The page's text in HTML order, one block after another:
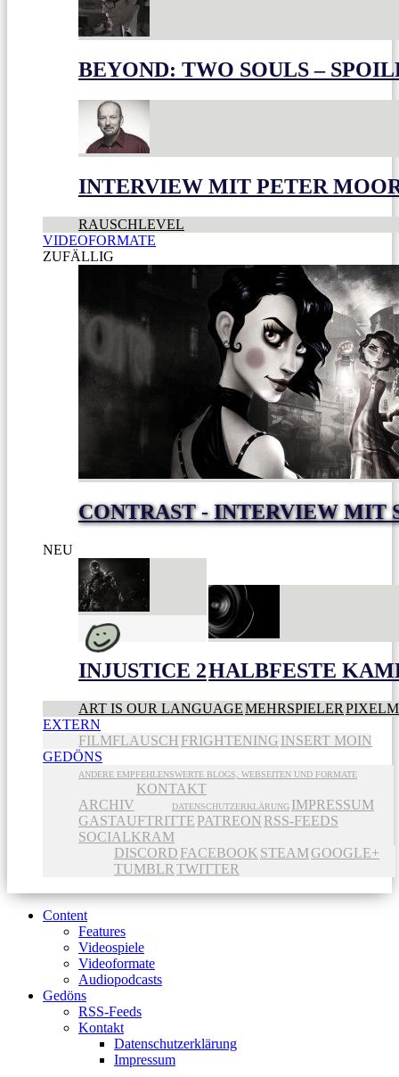
BEYOND: TWO SOULS –
INTERVIEW MIT PETER
RAUSCHLEVEL
VIDEOFORMATE
ZUFÄLLIG
CONTRAST - INTERVIEW MIT
NEU
INJUSTICE 2HALBFESTE
ART IS OUR LANGUAGEMEHRSPIELER
EXTERN
FILMFLAUSCH FRIGHTENING INSERT MOIN
GEDÖNS
ANDERE EMPFEHLENSWERTE BLOGS, WEBSEITEN UND FORMATE
ARCHIV
KONTAKT
DATENSCHUTZERKLÄRUNG IMPRESSUM
GASTAUFTRITTE PATREON RSS-FEEDS
SOCIALKRAM
DISCORD FACEBOOK STEAMGOOGLE+
TUMBLR TWITTER
Content
Features
Videospiele
Videoformate
Audiopodcasts
Gedöns
RSS-Feeds
Kontakt
Datenschutzerklärung
Impressum